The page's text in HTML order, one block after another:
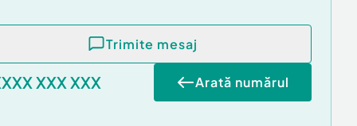
Trimite mesaj
XXX XXX Arată numărul